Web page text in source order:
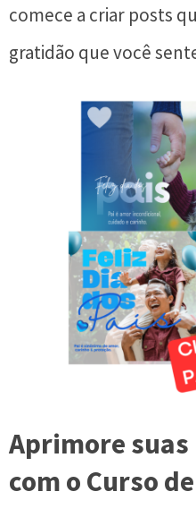
comece a criar posts
gratidão que você
Aprimore
com o Curso